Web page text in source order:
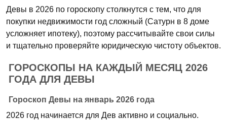
Девы в 2026 по гороскопу столкнутся с тем, что для
покупки недвижимости год сложный (Сатурн в 8 доме
усложняет ипотеку), поэтому рассчитывайте свои силы
и тщательно проверяйте юридическую чистоту объектов.
ГОРОСКОПЫ НА КАЖДЫЙ МЕСЯЦ 2026
ГОДА ДЛЯ ДЕВЫ
Гороскоп Девы на январь 2026 года
2026 год начинается для Дев активно и социально.